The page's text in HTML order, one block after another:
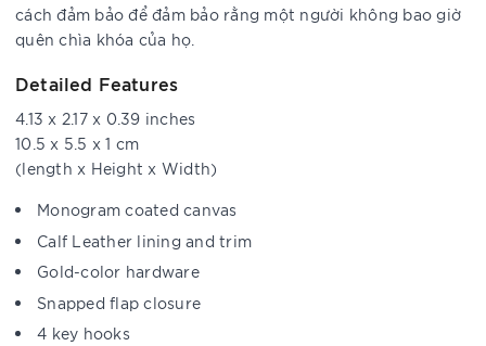
cách đảm bảo để đảm bảo rằng một người không bao giờ
quên chìa khóa của họ.
Detailed Features
4.13 x 2.17 x 0.39 inches
10.5 x 5.5 x 1 cm
(length x Height x Width)
Monogram coated canvas
Calf Leather lining and trim
Gold-color hardware
Snapped flap closure
4 key hooks